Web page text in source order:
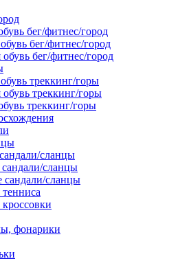
бег/фитнес/город
бег/фитнес/город
бег/фитнес/город
треккинг/горы
треккинг/горы
треккинг/горы
сланцы
сланцы
сланцы
фонарики